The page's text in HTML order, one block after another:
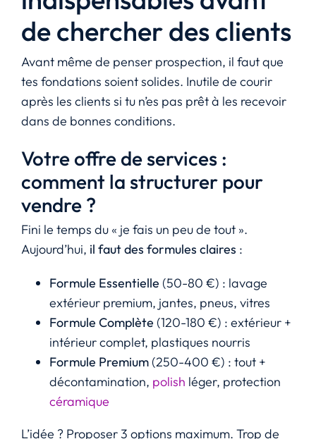
de chercher des clients
Avant même de penser prospection, il faut que
tes fondations soient solides. Inutile de courir
après les clients si tu n’es pas prêt à les recevoir
dans de bonnes conditions.
Votre offre de services :
comment la structurer pour
vendre ?
Fini le temps du « je fais un peu de tout ».
Aujourd’hui, il faut des formules claires :
Formule Essentielle (50-80 €) : lavage
extérieur premium, jantes, pneus, vitres
Formule Complète (120-180 €) : extérieur +
intérieur complet, plastiques nourris
Formule Premium(250-400 €) : tout +
décontamination, polish léger, protection
céramique
L’idée ? Proposer 3 options maximum. Trop de